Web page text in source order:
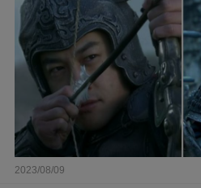
2023/08/09